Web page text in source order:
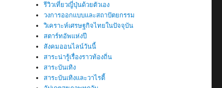
รีวิวเที่ยวญี่ปุ่นด้วยตัวเอง
วงการออกแบบและสถาปัตยกรรม
วิเคราะห์เศรษฐกิจไทยในปัจจุบัน
สตาร์ทอัพแห่งปี
สังคมออนไลน์วันนี้
สาระน่ารู้เรื่องราวท้องถิ่น
สาระบันเทิง
สาระบันเทิงและวาไรตี้